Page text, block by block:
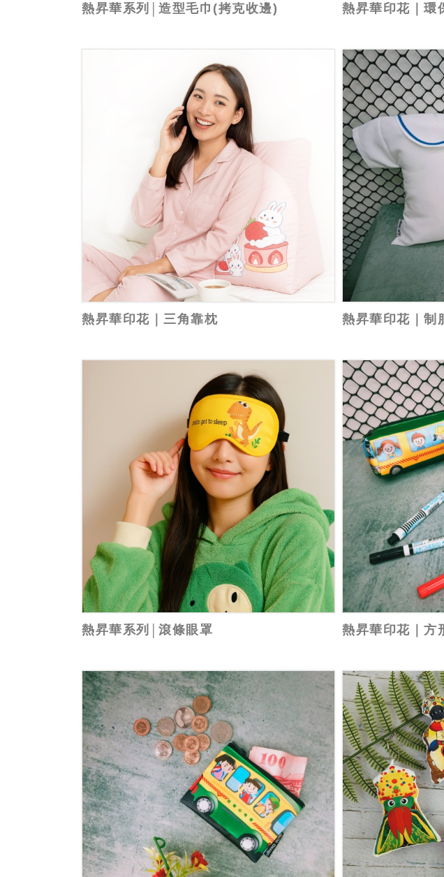
熱昇華系列│造型毛巾(拷克收邊) 熱昇華印花｜環
熱昇華印花｜三角靠枕 熱昇華印花｜制
熱昇華系列│滾條眼罩 熱昇華印花｜方